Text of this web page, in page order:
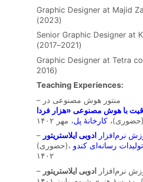
Graphic Designer at Majid
(2023)
Senior Graphic Designer at
(2017–2021)
Graphic Designer at Tetra
2016)
Teaching Experiences:
– منتور هوش مصنوعی در
(حضوری)، کارخانهٔ پل، مهر ۱۴۰۲
–
نرم‌افزار ادوبی ایلاستریتور
(حضوری)، رسانه‌ای کندو
۱۴۰۲
نرم‌افزار ادوبی ایلاستریتور